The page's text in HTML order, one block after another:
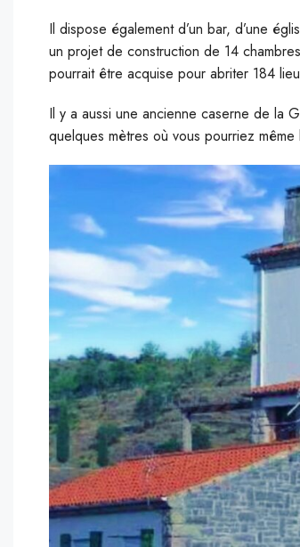
Il dispose également d’un bar, d’une
un projet de construction de 14
pourrait être acquise pour abriter 184
Il y a aussi une ancienne caserne de la
quelques mètres où vous pourriez